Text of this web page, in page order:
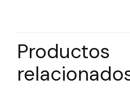
Abril
Productos